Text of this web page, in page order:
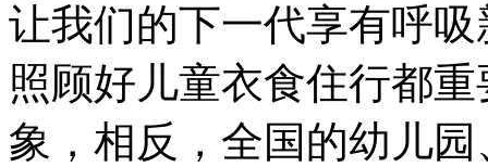
让我们的下一代享有呼
照顾好儿童衣食住行都
象，相反，全国的幼儿